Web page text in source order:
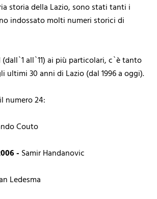
storia della Lazio, sono stati tanti i
indossato molti numeri storici di
all`11) ai più particolari, c`è tanto
ultimi 30 anni di Lazio (dal 1996 a oggi).
numero 24:
Couto
- Samir Handanovic
Ledesma